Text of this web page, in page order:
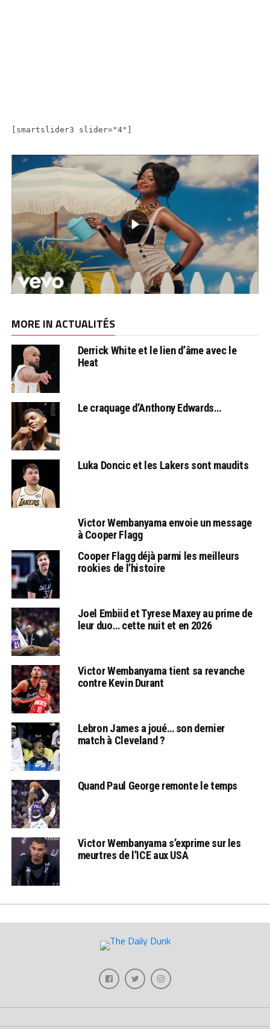
[smartslider3 slider="4"]
MORE IN ACTUALITÉS
Derrick White et le lien d’âme avec le
Heat
Le craquage d’Anthony Edwards…
Luka Doncic et les Lakers sont maudits
Victor Wembanyama envoie un message
à Cooper Flagg
Cooper Flagg déjà parmi les meilleurs
rookies de l’histoire
Joel Embiid et Tyrese Maxey au prime de
leur duo… cette nuit et en 2026
Victor Wembanyama tient sa revanche
contre Kevin Durant
Lebron James a joué… son dernier
match à Cleveland ?
Quand Paul George remonte le temps
Victor Wembanyama s’exprime sur les
meurtres de l’ICE aux USA